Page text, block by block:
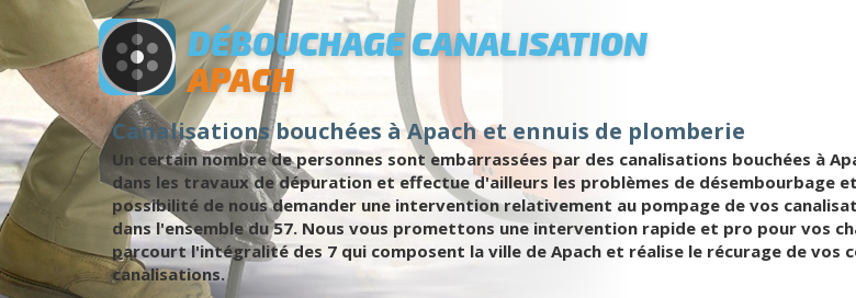
DÉBOUCHAGE CANALISATION
APACH
Canalisations bouchées à Apach et ennuis de plomberie
Un certain nombre de personnes sont embarrassées par des canalisations bouchées à
dans les travaux de dépuration et effectue d'ailleurs les problèmes de désembourbage
possibilité de nous demander une intervention relativement au pompage de vos
dans l'ensemble du 57. Nous vous promettons une intervention rapide et pro pour vos
parcourt l'intégralité des 7 qui composent la ville de Apach et réalise le récurage de vos
canalisations.